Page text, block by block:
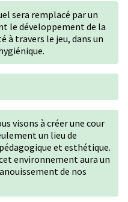
sera remplacé par un
le développement de la
travers le jeu, dans un
visons à créer une cour
un lieu de
et esthétique.
environnement aura un
de nos